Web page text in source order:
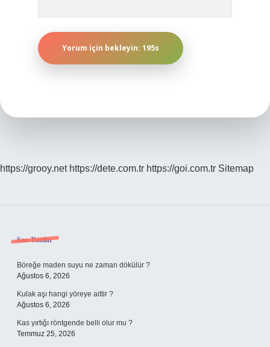
https://grooy.net https://dete.com.tr https://goi.com.tr Sitemap
Sidebar
Son Yazılar
Böreğe maden suyu ne zaman dökülür ?
Ağustos 6, 2026
Kulak aşı hangi yöreye aittir ?
Ağustos 6, 2026
Kas yırtığı röntgende belli olur mu ?
Temmuz 25, 2026